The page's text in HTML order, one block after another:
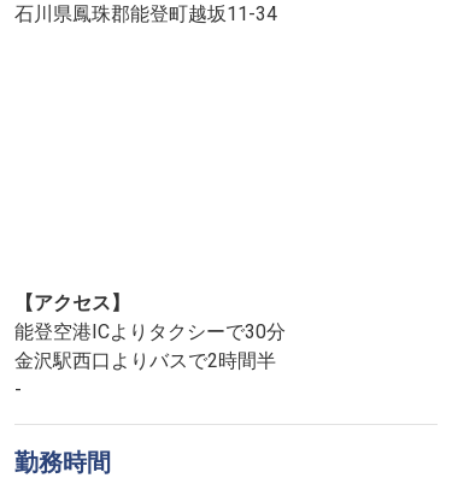
石川県鳳珠郡能登町越坂11-34
【アクセス】
能登空港ICよりタクシーで30分
金沢駅西口よりバスで2時間半
-
勤務時間